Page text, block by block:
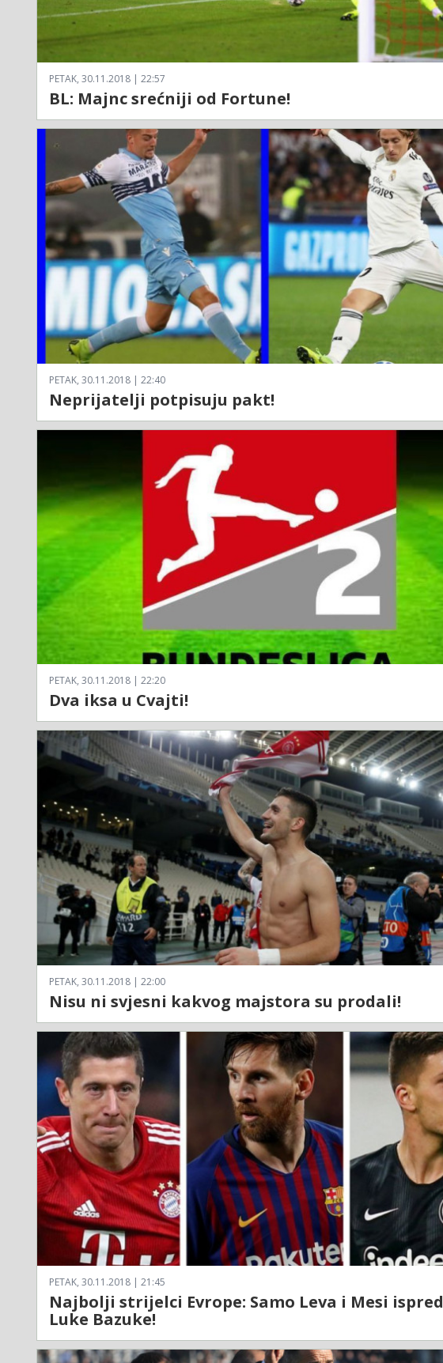
PETAK, 30.11.2018 | 22:57
BL: Majnc srećniji od Fortune!
PETAK, 30.11.2018 | 22:40
Neprijatelji potpisuju pakt!
PETAK, 30.11.2018 | 22:20
Dva iksa u Cvajti!
PETAK, 30.11.2018 | 22:00
Nisu ni svjesni kakvog majstora su prodali!
PETAK, 30.11.2018 | 21:45
Najbolji strijelci Evrope: Samo Leva i Mesi ispred
Luke Bazuke!